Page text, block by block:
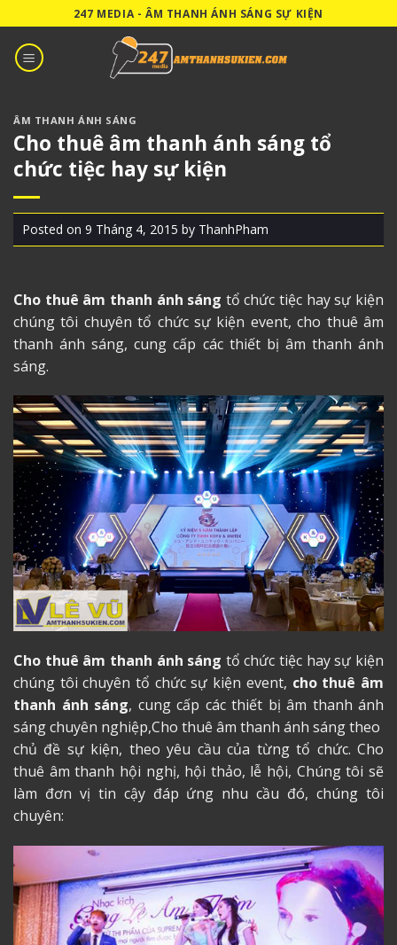
to
content
247 MEDIA - ÂM THANH ÁNH SÁNG SỰ KIỆN
ÂM THANH ÁNH SÁNG
Cho thuê âm thanh ánh sáng tổ
chức tiệc hay sự kiện
Posted on 9 Tháng 4, 2015 by ThanhPham
Cho thuê âm thanh ánh sáng tổ chức tiệc hay sự kiện
chúng tôi chuyên tổ chức sự kiện event, cho thuê âm
thanh ánh sáng, cung cấp các thiết bị âm thanh ánh
sáng.
Cho thuê âm thanh ánh sáng tổ chức tiệc hay sự kiện
chúng tôi chuyên tổ chức sự kiện event, cho thuê âm
thanh ánh sáng, cung cấp các thiết bị âm thanh ánh
sáng chuyên nghiệp,Cho thuê âm thanh ánh sángtheo
chủ đề sự kiện, theo yêu cầu của từng tổ chức. Cho
thuê âm thanh hội nghị, hội thảo, lễ hội, Chúng tôi sẽ
làm đơn vị tin cậy đáp ứng nhu cầu đó, chúng tôi
chuyên: